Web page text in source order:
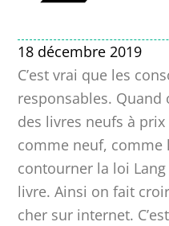
18 décembre 2019
C’est vrai que les
responsables. Quand
des livres neufs à
comme neuf,
contourner la loi
livre. Ainsi on fait
cher sur internet.